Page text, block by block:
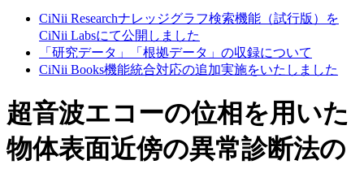
CiNii Researchナレッジグラフ検索機能（試行版）を
CiNii Labsにて公開しました
「研究データ」「根拠データ」の収録について
CiNii Books機能統合対応の追加実施をいたしました
超音波エコーの位相を用いた
物体表面近傍の異常診断法の